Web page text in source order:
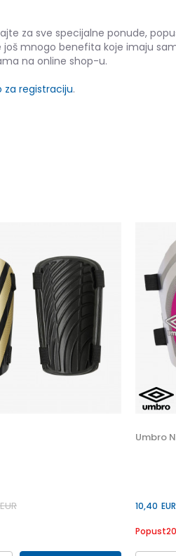
za sve specijalne ponude,
još mnogo benefita koje imaju
na online shop-u.
za registraciju.
EUR
Umbro
10,40 EUR
Popust20